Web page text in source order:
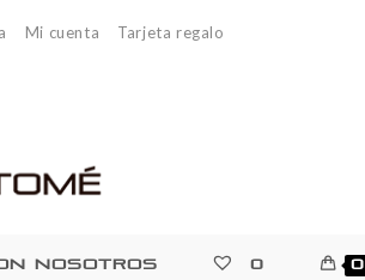
Mi cuenta Tarjeta regalo
NOSOTROS 0 0